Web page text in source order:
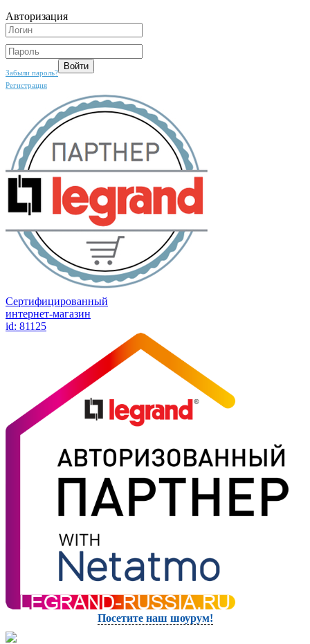
Авторизация
Забыли пароль?
Регистрация
Сертифицированный
интернет-магазин
id: 81125
Посетите наш шоурум!